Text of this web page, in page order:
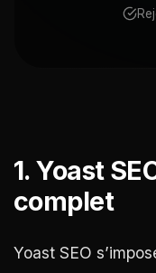
1. Yoast
complet
Yoast SEO